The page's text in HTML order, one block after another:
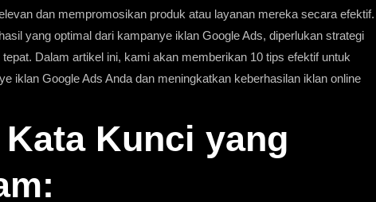
dan mempromosikan produk atau layanan mereka secara efektif.
yang optimal dari kampanye iklan Google Ads, diperlukan strategi
Dalam artikel ini, kami akan memberikan 10 tips efektif untuk
iklan Google Ads Anda dan meningkatkan keberhasilan iklan online
Kunci yang